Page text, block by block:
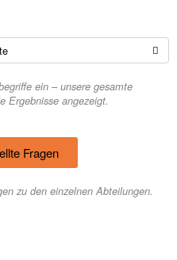
ein – unsere gesamte
Ergebnisse angezeigt.
Fragen
zu den einzelnen Abteilungen.